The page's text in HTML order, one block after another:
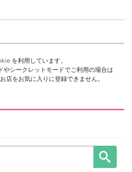
を利用しています。
やシークレットモードでご利用の場合は
店をお気に入りに登録できません。